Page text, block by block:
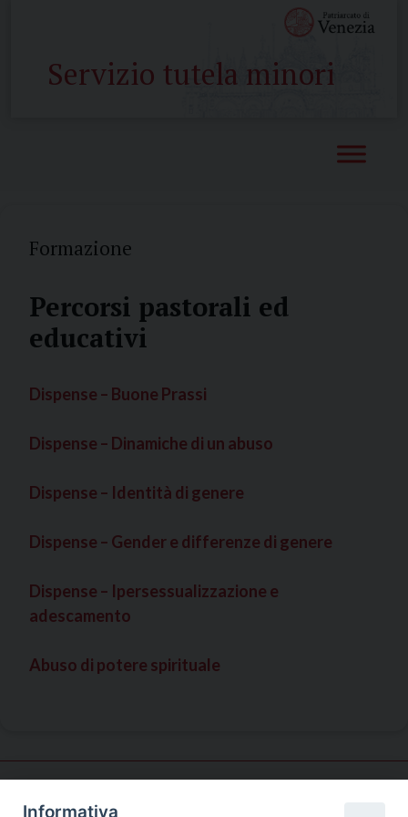
contentServizio tutela minori
Formazione
Percorsi pastorali ed
educativi
Dispense – Buone Prassi
Dispense – Dinamiche di un abuso
Dispense – Identità di genere
Dispense – Gender e differenze di genere
Dispense – Ipersessualizzazione e
adescamento
Abuso di potere spirituale
Informativa